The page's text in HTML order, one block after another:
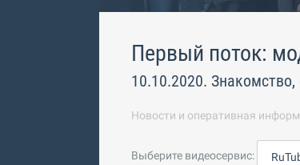
Первый поток:
10.10.2020.
Новости и оперативная
Выберите видеосервис: